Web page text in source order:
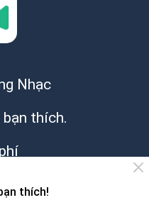
Nhạc
thích.
thích!